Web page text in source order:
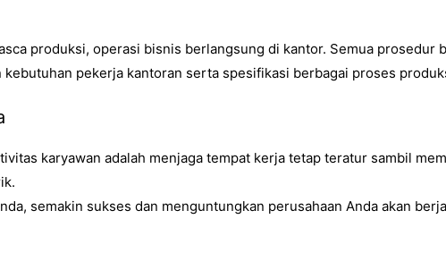
produksi, operasi bisnis berlangsung di kantor. Semua
pekerja kantoran serta spesifikasi berbagai proses
karyawan adalah menjaga tempat kerja tetap teratur sambil
semakin sukses dan menguntungkan perusahaan Anda akan